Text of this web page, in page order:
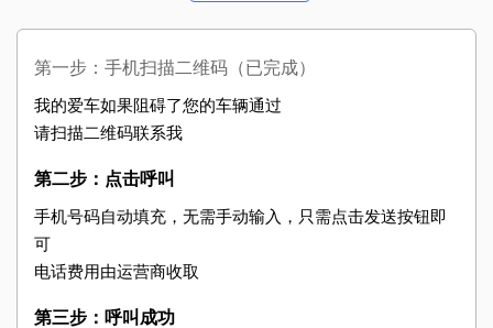
第一步：手机扫描二维码（已完成）
我的爱车如果阻碍了您的车辆通过
请扫描二维码联系我
第二步：点击呼叫
手机号码自动填充，无需手动输入，只需点击发送按钮即
可
电话费用由运营商收取
第三步：呼叫成功